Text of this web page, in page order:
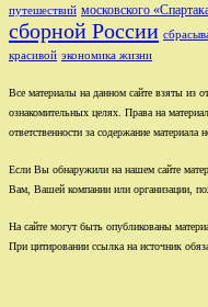
путешествий московского
сборной России
красивой экономика жизни
Все материалы на данном сайте взяты из
ознакомительных целях. Права на
ответственности за содержание материала
Если Вы обнаружили на нашем сайте
Вам, Вашей компании или организации,
На сайте могут быть опубликованы
При цитировании ссылка на источник